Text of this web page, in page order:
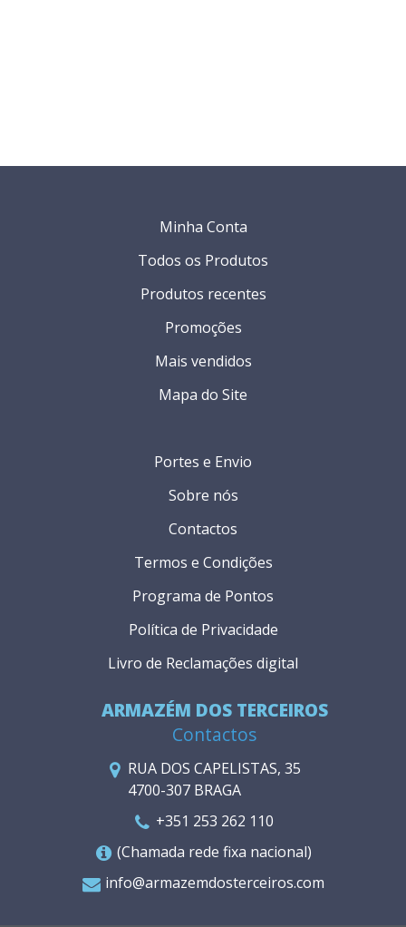
ARMAZÉM DOS TERCEIROS
Contactos
RUA DOS CAPELISTAS, 35
4700-307 BRAGA
+351 253 262 110
(Chamada rede fixa nacional)
info@armazemdosterceiros.com
Portes e Envio
Sobre nós
Contactos
Termos e Condições
Programa de Pontos
Política de Privacidade
Livro de Reclamações digital
Minha Conta
Todos os Produtos
Produtos recentes
Promoções
Mais vendidos
Mapa do Site